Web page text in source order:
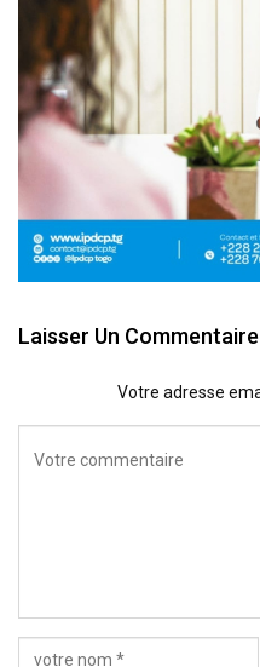
Laisser Un Commentaire
Votre adresse